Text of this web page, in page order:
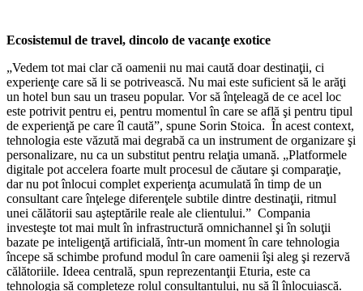
Ecosistemul de travel, dincolo de vacanţe exotice
„Vedem tot mai clar că oamenii nu mai caută doar destinaţii, ci
experienţe care să li se potrivească. Nu mai este suficient să le arăţi
un hotel bun sau un traseu popular. Vor să înţeleagă de ce acel loc
este potrivit pentru ei, pentru momentul în care se află şi pentru tipul
de experienţă pe care îl caută”, spune Sorin Stoica. În acest context,
tehnologia este văzută mai degrabă ca un instrument de organizare şi
personalizare, nu ca un substitut pentru relaţia umană. „Platformele
digitale pot accelera foarte mult procesul de căutare şi comparaţie,
dar nu pot înlocui complet experienţa acumulată în timp de un
consultant care înţelege diferenţele subtile dintre destinaţii, ritmul
unei călătorii sau aşteptările reale ale clientului.” Compania
investeşte tot mai mult în infrastructură omnichannel şi în soluţii
bazate pe inteligenţă artificială, într-un moment în care tehnologia
începe să schimbe profund modul în care oamenii îşi aleg şi rezervă
călătoriile. Ideea centrală, spun reprezentanţii Eturia, este ca
tehnologia să completeze rolul consultantului, nu să îl înlocuiască.